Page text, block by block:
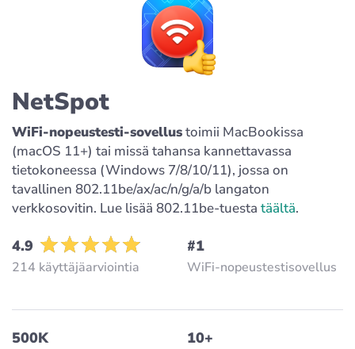
NetSpot
WiFi-nopeustesti-sovellustoimii MacBookissa
(macOS 11+) tai missä tahansa kannettavassa
tietokoneessa (Windows 7/8/10/11), jossa on
tavallinen 802.11be/ax/ac/n/g/a/b langaton
verkkosovitin. Lue lisää 802.11be-tuesta täältä.
4.9
214 käyttäjäarviointia
#1
WiFi-nopeustestisovellus
500K 10+